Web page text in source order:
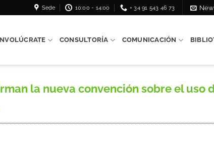
Sede 10:00 - 14:00 + 34 91 543 46 73
CONSULTORÍA COMUNICACIÓN
la nueva convención sobre el uso